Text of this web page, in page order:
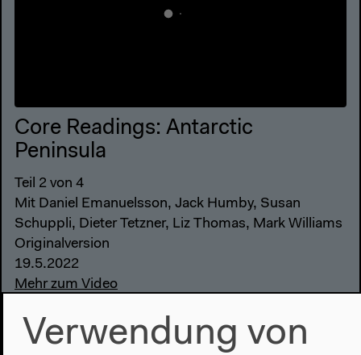
Core Readings: Antarctic
Peninsula
Teil 2 von 4
Mit Daniel Emanuelsson, Jack Humby, Susan
Schuppli, Dieter Tetzner, Liz Thomas, Mark Williams
Originalversion
19.5.2022
Mehr zum Video
Verwendung von